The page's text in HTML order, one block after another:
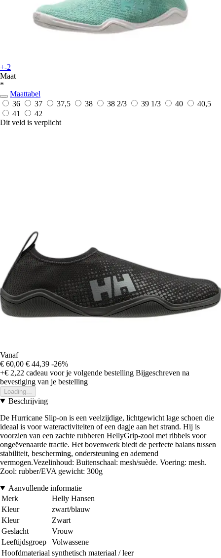
+-2
Maat
*
Maattabel
36
37 37,5 38 38 2/3 39 1/3 40
40,5
41
42
Dit veld is verplicht
Vanaf
€ 60,00 € 44,39 -26%
+€ 2,22 cadeau voor je volgende bestelling Bijgeschreven na
bevestiging van je bestelling
Loading...
Beschrijving
De Hurricane Slip-on is een veelzijdige, lichtgewicht lage schoen die
ideaal is voor wateractiviteiten of een dagje aan het strand. Hij is
voorzien van een zachte rubberen HellyGrip-zool met ribbels voor
ongeëvenaarde tractie. Het bovenwerk biedt de perfecte balans tussen
stabiliteit, bescherming, ondersteuning en ademend
vermogen.Vezelinhoud: Buitenschaal: mesh/suède. Voering: mesh.
Zool: rubber/EVA gewicht: 300g
Aanvullende informatie
Merk
Helly Hansen
Kleur
zwart/blauw
Kleur
Zwart
Geslacht
Vrouw
Leeftijdsgroep
Volwassene
Hoofdmateriaal synthetisch materiaal / leer